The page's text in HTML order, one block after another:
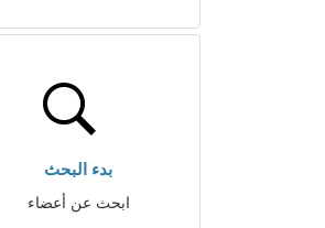
بدء البحث
ابحث عن أعضاء